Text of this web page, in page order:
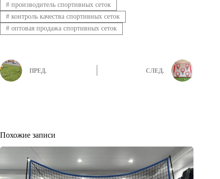
#производитель спортивных сеток
#контроль качества спортивных сеток
#оптовая продажа спортивных сеток
ПРЕД. СЛЕД.
Похожие записи